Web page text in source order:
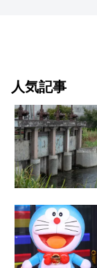
人気記事